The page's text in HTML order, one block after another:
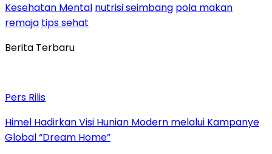
Kesehatan Mental nutrisi seimbang pola makan
remaja tips sehat
Berita Terbaru
Pers Rilis
Himel Hadirkan Visi Hunian Modern melalui Kampanye
Global “Dream Home”